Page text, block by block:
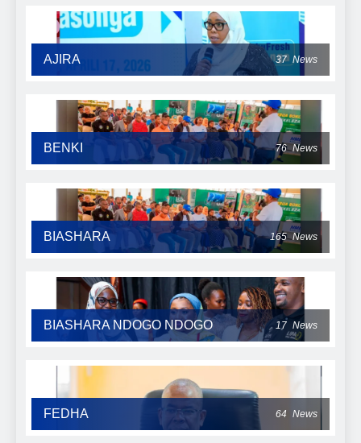
AJIRA 37 News
BENKI 76 News
BIASHARA 165 News
BIASHARA NDOGO NDOGO 17 News
FEDHA 64 News